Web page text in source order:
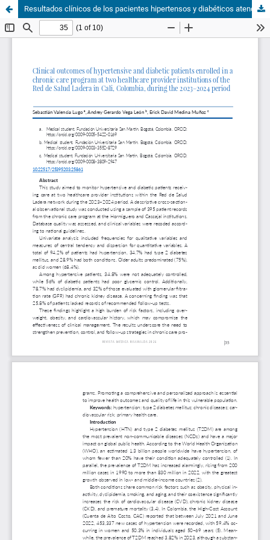
Resultados clínicos de los pacientes hipertensos y diabéticos atendidos en el programa de crónicos en dos instituciones prestadoras de servicios de salud de la Red de Salud Ladera de Cali, Colombia, durante el periodo 2023–2024